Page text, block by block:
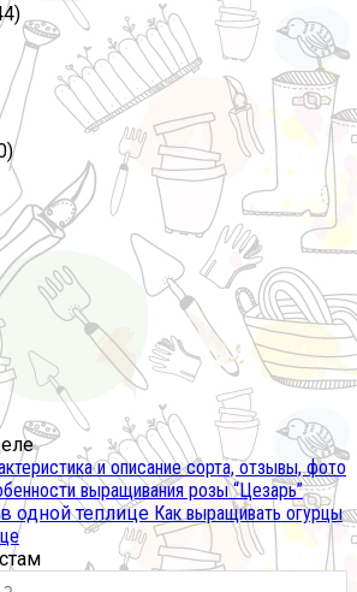
и описание сорта, отзывы, фото
выращивания розы “Цезарь”
Как выращивать огурцы